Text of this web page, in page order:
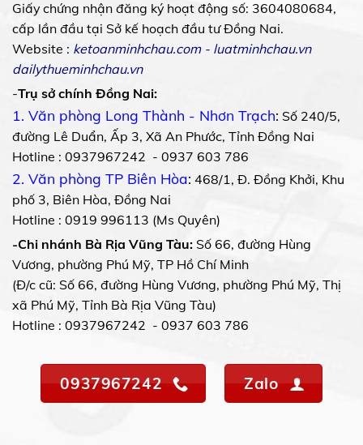
Giấy chứng nhận đăng ký hoạt động số: 3604080684,
cấp lần đầu tại Sở kế hoạch đầu tư Đồng Nai.
Website : ketoanminhchau.com- luatminhchau.vn
dailythueminhchau.vn
-Trụ sở chính Đồng Nai:
1. Văn phòng Long Thành - Nhơn Trạch: Số 240/5,
đường Lê Duẩn, Ấp 3, Xã An Phước, Tỉnh Đồng Nai
Hotline : 0937967242 - 0937 603 786
2. Văn phòng TP Biên Hòa: 468/1, Đ. Đồng Khởi, Khu
phố 3, Biên Hòa, Đồng Nai
Hotline : 0919 996113 (Ms Quyên)
-Chi nhánh Bà Rịa Vũng Tàu: Số 66, đường Hùng
Vương, phường Phú Mỹ, TP Hồ Chí Minh
(Đ/c cũ: Số 66, đường Hùng Vương, phường Phú Mỹ, Thị
xã Phú Mỹ, Tỉnh Bà Rịa Vũng Tàu)
Hotline : 0937967242 - 0937 603 786
0937967242 Zalo